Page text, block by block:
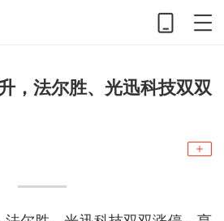
，法尔胜、光迅科技双双